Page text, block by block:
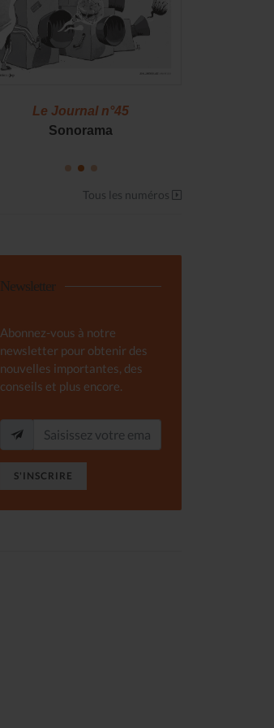
Le Journal n°45
Sonorama
Tous les numéros
Newsletter
Abonnez-vous à notre
newsletter pour obtenir des
nouvelles importantes, des
conseils et plus encore.
S'INSCRIRE